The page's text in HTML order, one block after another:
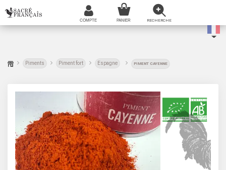
Piments Piment fort Espagne PIMENT CAYENNE